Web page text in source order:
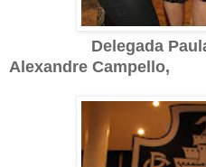
Delegada
Alexandre Campello,